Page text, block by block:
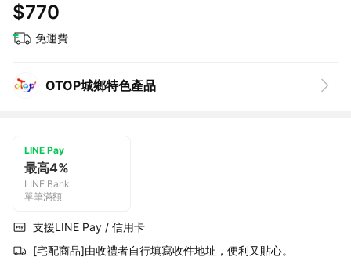
$770
免運費
OTOP城鄉特色產品
LINE Pay
最高4%
LINE Bank
單筆滿額
支援LINE Pay / 信用卡
[宅配商品]由收禮者自行填寫收件地址，便利又貼心。